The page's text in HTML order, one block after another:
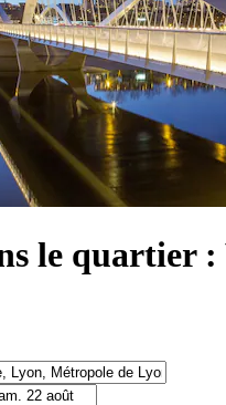
le quartier :